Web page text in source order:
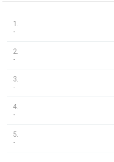
1.
-
2.
-
3.
-
4.
-
5.
-